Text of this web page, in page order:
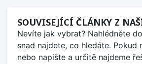
SOUVISEJÍCÍ ČLÁNKY Z
Nevíte jak vybrat? Nahlédněte
snad najdete, co hledáte. Pokud
nebo napište a určitě najdeme